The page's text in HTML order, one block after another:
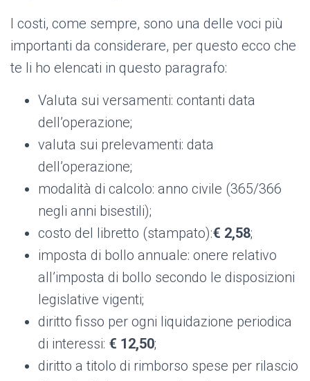
I costi, come sempre, sono una delle voci più
importanti da considerare, per questo ecco che
te li ho elencati in questo paragrafo:
Valuta sui versamenti: contanti data
dell’operazione;
valuta sui prelevamenti: data
dell’operazione;
modalità di calcolo: anno civile (365/366
negli anni bisestili);
costo del libretto (stampato):€ 2,58;
imposta di bollo annuale: onere relativo
all’imposta di bollo secondo le disposizioni
legislative vigenti;
diritto fisso per ogni liquidazione periodica
di interessi: € 12,50;
diritto a titolo di rimborso spese per rilascio